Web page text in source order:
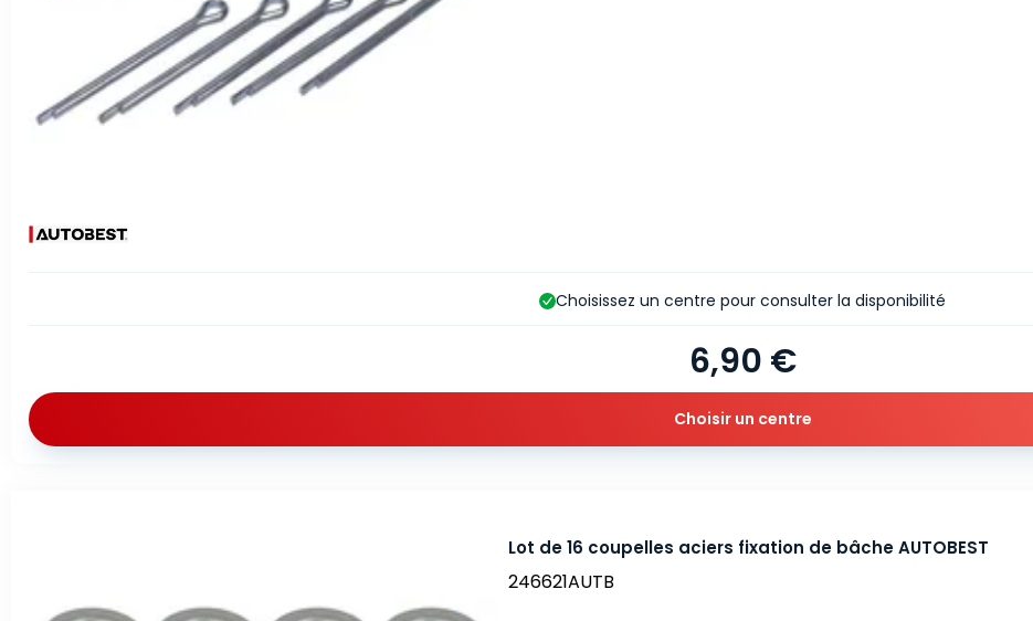
6,90 €
Choisissez un centre pour consulter la disponibilité
Choisir un centre
Lot de 16 coupelles aciers fixation de bâche AUTOBEST
246621AUTB